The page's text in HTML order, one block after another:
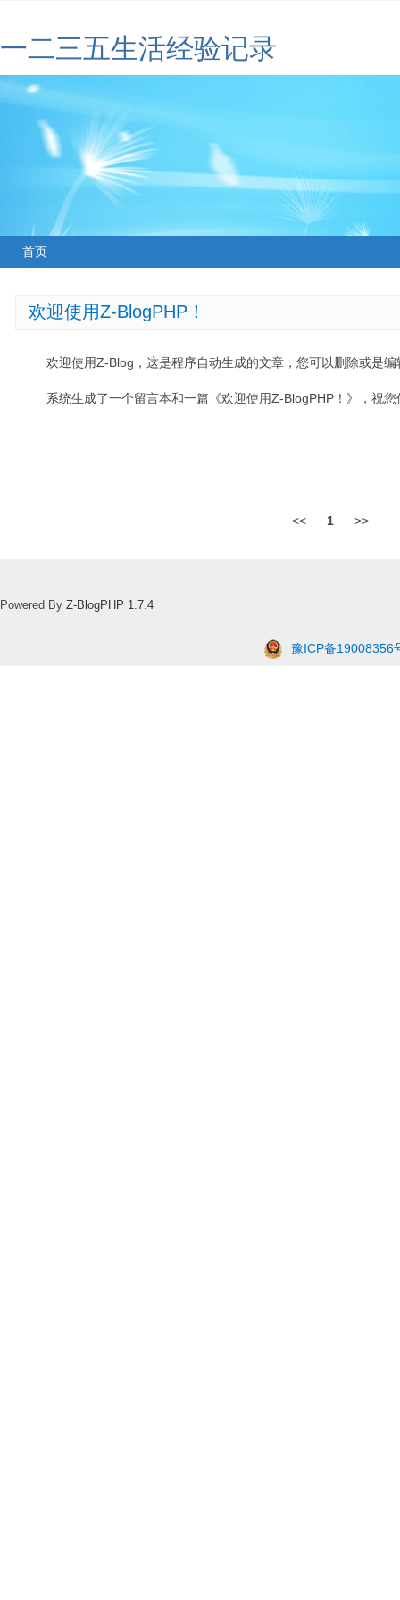
一二三五生活经验记录
首页
欢迎使用Z-BlogPHP！
欢迎使用Z-Blog，这是程序自动生成的文章，您可以删除或是编
系统生成了一个留言本和一篇《欢迎使用Z-BlogPHP！》，祝
<< 1 >>
Powered By Z-BlogPHP 1.7.4
豫ICP备19008356